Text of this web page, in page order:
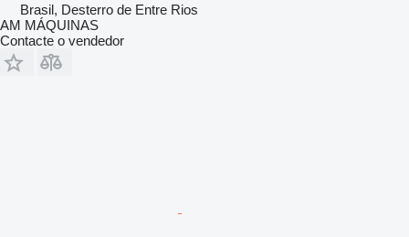
Brasil, Desterro de Entre Rios
AM MÁQUINAS
Contacte o vendedor